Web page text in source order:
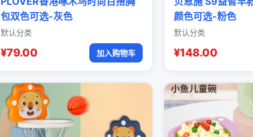
包双色可选-灰色
默认分类
¥79.00 加入购物车
颜色可选-粉色
默认分类
¥148.00